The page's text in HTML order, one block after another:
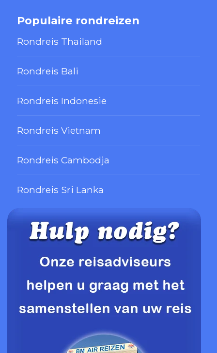
Populaire rondreizen
Rondreis Thailand
Rondreis Bali
Rondreis Indonesië
Rondreis Vietnam
Rondreis Cambodja
Rondreis Sri Lanka